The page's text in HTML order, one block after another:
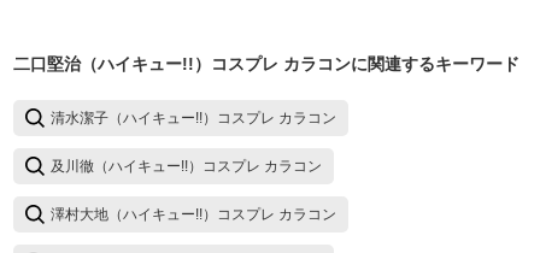
二口堅治（ハイキュー!!）コスプレ カラコンに関連するキーワード
清水潔子（ハイキュー!!）コスプレ カラコン
及川徹（ハイキュー!!）コスプレ カラコン
澤村大地（ハイキュー!!）コスプレ カラコン